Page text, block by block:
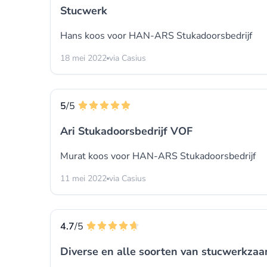
Stucwerk
Hans koos voor HAN-ARS Stukadoorsbedrijf
18 mei 2022 via Casius
5/5
Ari Stukadoorsbedrijf VOF
Murat koos voor HAN-ARS Stukadoorsbedrijf
11 mei 2022 via Casius
4.7/5
Diverse en alle soorten van